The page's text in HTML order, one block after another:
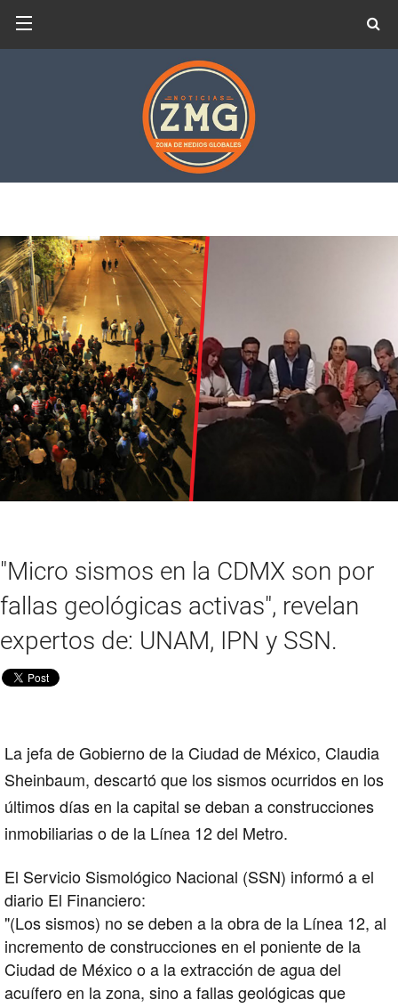
"Micro sismos en la CDMX son por
fallas geológicas activas", revelan
expertos de: UNAM, IPN y SSN.
La jefa de Gobierno de la Ciudad de México, Claudia
Sheinbaum, descartó que los sismos ocurridos en los
últimos días en la capital se deban a construcciones
inmobiliarias o de la Línea 12 del Metro.
El Servicio Sismológico Nacional (SSN) informó a el
diario El Financiero:
"(Los sismos) no se deben a la obra de la Línea 12, al
incremento de construcciones en el poniente de la
Ciudad de México o a la extracción de agua del
acuífero en la zona, sino a fallas geológicas que